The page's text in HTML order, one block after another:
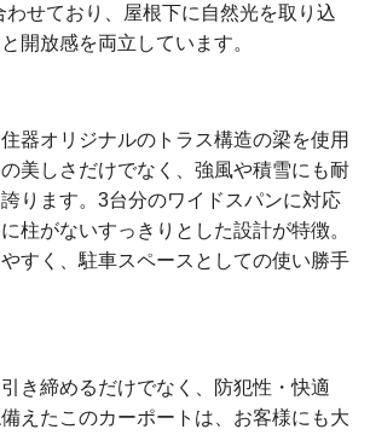
わせており、屋根下に自然光を取り込
開放感を両立しています。
器オリジナルのトラス構造の梁を使用
美しさだけでなく、強風や積雪にも耐
ります。3台分のワイドスパンに対応
柱がないすっきりとした設計が特徴。
すく、駐車スペースとしての使い勝手
き締めるだけでなく、防犯性・快適
えたこのカーポートは、お客様にも大